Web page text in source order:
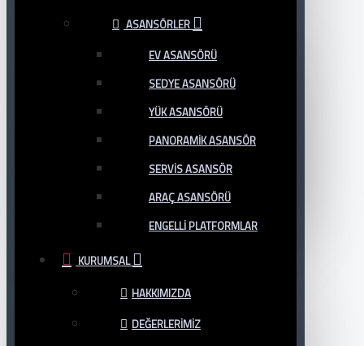
ASANSÖRLER
EV ASANSÖRÜ
SEDYE ASANSÖRÜ
YÜK ASANSÖRÜ
PANORAMIK ASANSÖR
SERVIS ASANSÖR
ARAÇ ASANSÖRÜ
ENGELLI PLATFORMLAR
KURUMSAL
HAKKIMIZDA
DEĞERLERIMIZ